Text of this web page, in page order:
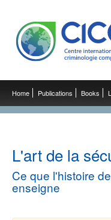
Home Publications Books
L'art de la
Ce que l'histoire
enseigne